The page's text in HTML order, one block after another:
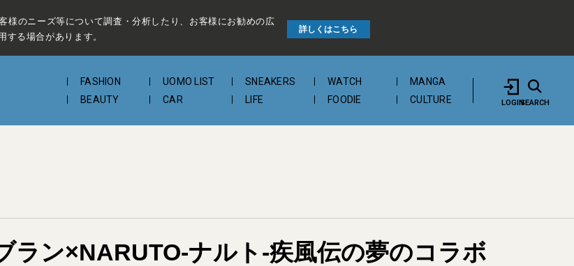
様のニーズ等について調査・分析したり、お客様にお勧めの広
る場合があります。
詳しくはこちら
FASHION UOMO LIST SNEAKERS WATCH
MANGA
BEAUTY
CAR LIFE FOODIE CULTURE LOGINSEARCH
ン×NARUTO-ナルト-疾風伝の夢のコラボ